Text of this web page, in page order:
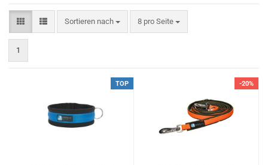
Sortieren nach
Sortieren nach 8 pro Seite
pro Seite
1
TOP -20%